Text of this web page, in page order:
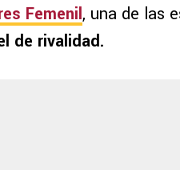
Femenil, una de las
de rivalidad.